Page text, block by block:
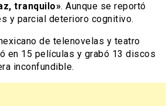
tranquilo». Aunque se reportó
y parcial deterioro cognitivo.
de telenovelas y teatro
en 15 películas y grabó 13 discos
inconfundible.